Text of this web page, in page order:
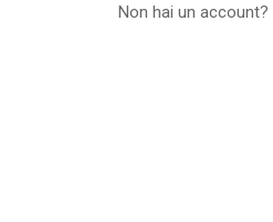
Non hai un account?